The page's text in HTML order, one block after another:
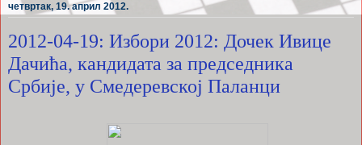
четвртак, 19. април 2012.
2012-04-19: Избори 2012: Дочек Ивице
Дачића, кандидата за председника
Србије, у Смедеревској Паланци